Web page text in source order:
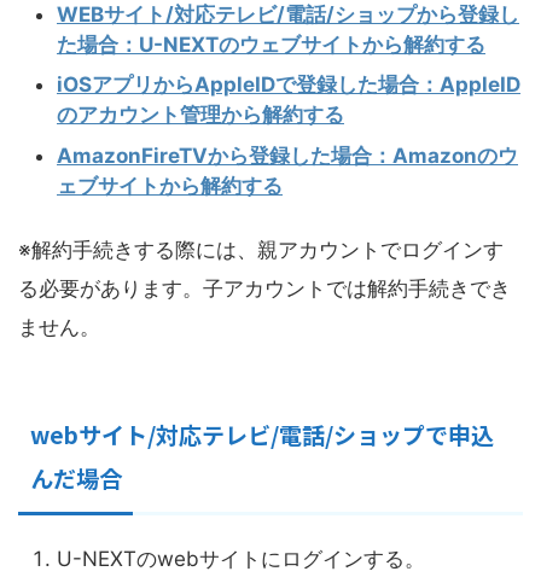
WEBサイト/対応テレビ/電話/ショップから登録し
た場合：U-NEXTのウェブサイトから解約する
iOSアプリからAppleIDで登録した場合：AppleID
のアカウント管理から解約する
AmazonFireTVから登録した場合：Amazonのウ
ェブサイトから解約する
※解約手続きする際には、親アカウントでログインす
る必要があります。子アカウントでは解約手続きでき
ません。
webサイト/対応テレビ/電話/ショップで申込
んだ場合
U-NEXTのwebサイトにログインする。